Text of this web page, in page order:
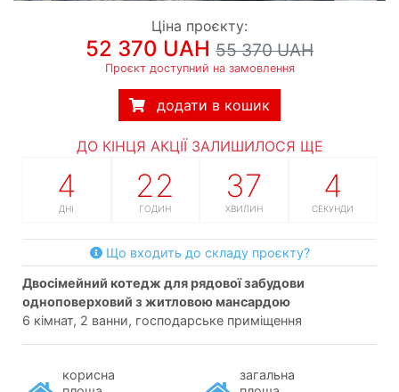
Ціна проєкту:
52 370 UAH 55 370 UAH
Проєкт доступний на замовлення
додати в кошик
ДО КІНЦЯ АКЦІЇ ЗАЛИШИЛОСЯ ЩЕ
4
ДНІ
22
ГОДИН
37
ХВИЛИН
3
СЕКУНДИ
Що входить до складу проєкту?
двосімейний котедж для рядової забудови
одноповерховий з житловою мансардою
6 кімнат, 2 ванни, господарське приміщення
корисна
загальна